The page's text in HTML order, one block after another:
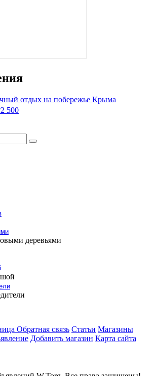
отдых на побережье Крыма
2 500
Обратная связь Статьи Магазины
Добавить магазин Карта сайта